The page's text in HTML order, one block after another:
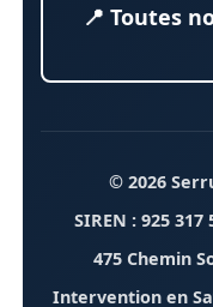
📍 Toutes
© 2026
SIREN : 925 317
475 Chemin
Intervention en